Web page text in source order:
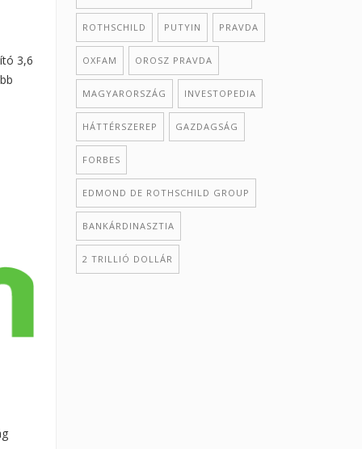
3,6
ROTHSCHILD PUTYIN PRAVDA
OXFAM OROSZ PRAVDA
MAGYARORSZÁG INVESTOPEDIA
HÁTTÉRSZEREP GAZDAGSÁG
FORBES
EDMOND DE ROTHSCHILD GROUP
BANKÁRDINASZTIA
2 TRILLIÓ DOLLÁR